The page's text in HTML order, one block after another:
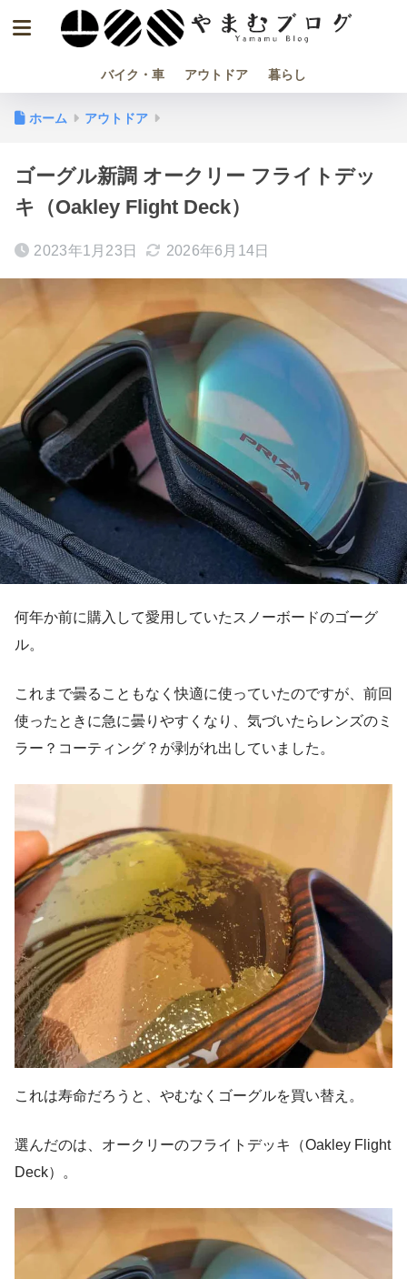
バイク・車 アウトドア 暮らし
ホーム アウトドア
ゴーグル新調 オークリー フライトデッ
キ（Oakley Flight Deck）
2023年1月23日 2026年6月14日
何年か前に購入して愛用していたスノーボードのゴーグ
ル。
これまで曇ることもなく快適に使っていたのですが、前回
使ったときに急に曇りやすくなり、気づいたらレンズのミ
ラー？コーティング？が剥がれ出していました。
これは寿命だろうと、やむなくゴーグルを買い替え。
選んだのは、オークリーのフライトデッキ（Oakley Flight
Deck）。